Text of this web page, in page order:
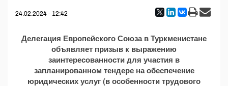
24.02.2024 - 12:42
Делегация Европейского Союза в Туркменистане
объявляет призыв к выражению
заинтересованности для участия в
запланированном тендере на обеспечение
юридических услуг (в особенности трудового